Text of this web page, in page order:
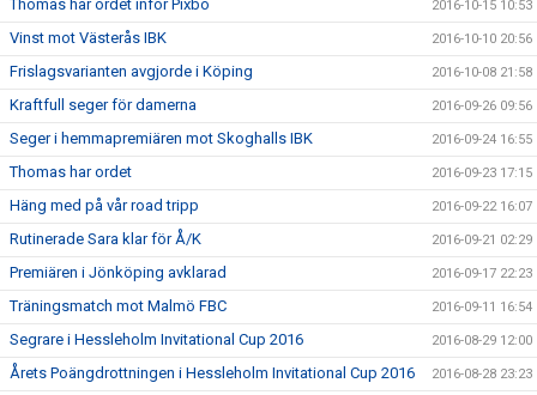
Thomas har ordet inför Pixbo 2016-10-15 10:53
Vinst mot Västerås IBK 2016-10-10 20:56
Frislagsvarianten avgjorde i Köping 2016-10-08 21:58
Kraftfull seger för damerna 2016-09-26 09:56
Seger i hemmapremiären mot Skoghalls IBK 2016-09-24 16:55
Thomas har ordet 2016-09-23 17:15
Häng med på vår road tripp 2016-09-22 16:07
Rutinerade Sara klar för Å/K 2016-09-21 02:29
Premiären i Jönköping avklarad 2016-09-17 22:23
Träningsmatch mot Malmö FBC 2016-09-11 16:54
Segrare i Hessleholm Invitational Cup 2016 2016-08-29 12:00
Årets Poängdrottningen i Hessleholm Invitational Cup 2016 2016-08-28 23:23